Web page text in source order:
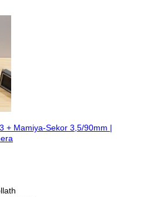
+ Mamiya-Sekor 3,5/90mm |